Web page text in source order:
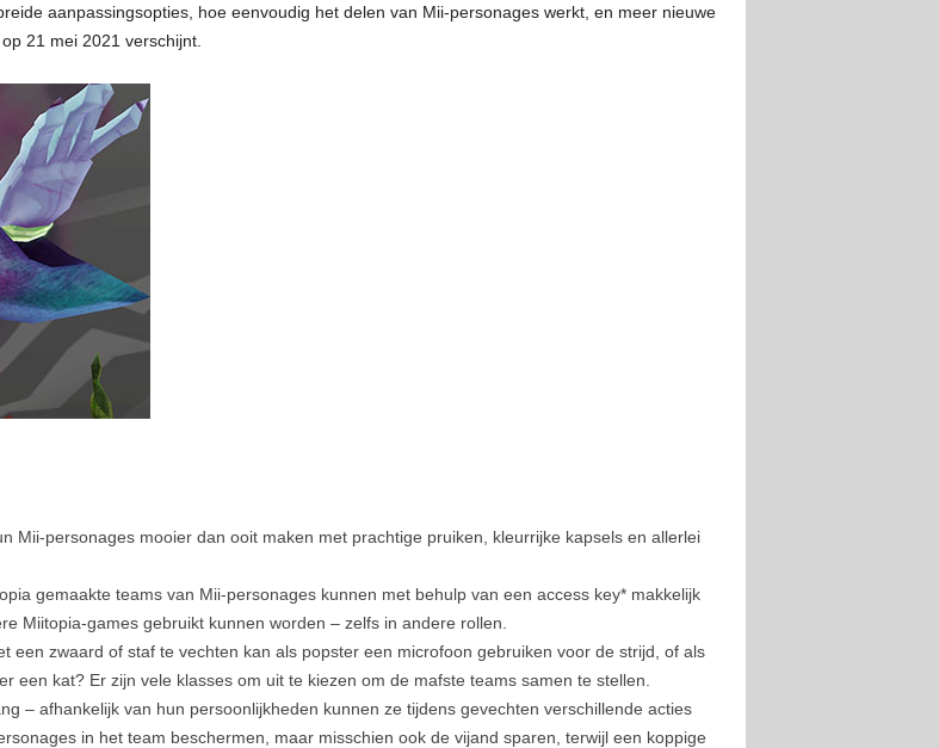
aanpassingsopties, hoe eenvoudig het delen van Mii-personages werkt, en meer nieuwe
21 mei 2021 verschijnt.
Mii-personages mooier dan ooit maken met prachtige pruiken, kleurrijke kapsels en allerlei
gemaakte teams van Mii-personages kunnen met behulp van een access key* makkelijk
Miitopia-games gebruikt kunnen worden – zelfs in andere rollen.
een zwaard of staf te vechten kan als popster een microfoon gebruiken voor de strijd, of als
een kat? Er zijn vele klasses om uit te kiezen om de mafste teams samen te stellen.
– afhankelijk van hun persoonlijkheden kunnen ze tijdens gevechten verschillende acties
in het team beschermen, maar misschien ook de vijand sparen, terwijl een koppige